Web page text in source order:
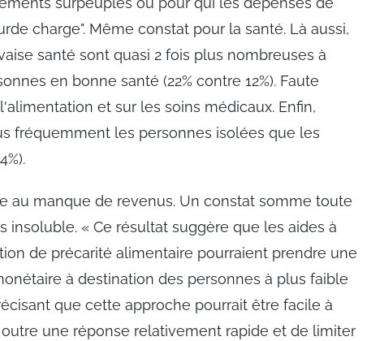
charge". Même constat pour la santé. Là aussi,
santé sont quasi 2 fois plus nombreuses à
en bonne santé (22% contre 12%). Faute
et sur les soins médicaux. Enfin,
fréquemment les personnes isolées que les
au manque de revenus. Un constat somme toute
insoluble. « Ce résultat suggère que les aides à
de précarité alimentaire pourraient prendre une
à destination des personnes à plus faible
que cette approche pourrait être facile à
une réponse relativement rapide et de limiter